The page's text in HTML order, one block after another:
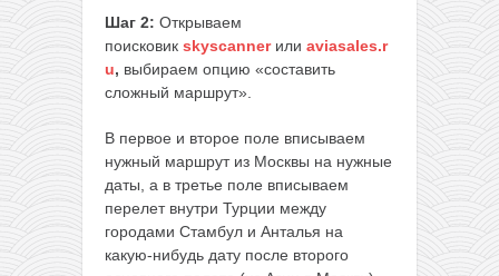
Шаг 2: Открываем
поисковик skyscanner или aviasales.r
u, выбираем опцию «составить
сложный маршрут».
В первое и второе поле вписываем
нужный маршрут из Москвы на нужные
даты, а в третье поле вписываем
перелет внутри Турции между
городами Стамбул и Анталья на
какую-нибудь дату после второго